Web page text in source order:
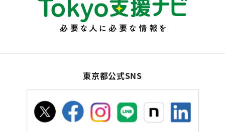
東京都公式SNS